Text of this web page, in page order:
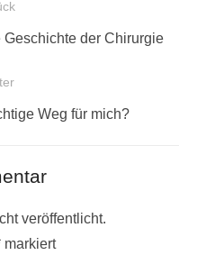
der Chirurgie
Weg für mich?
veröffentlicht.
markiert